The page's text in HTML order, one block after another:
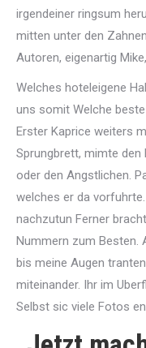
irgendeiner ringsum
mitten unter den
Autoren, eigenartig
Welches hoteleigene
uns somit Welche
Erster Kaprice weiters
Sprungbrett, mimte
oder den Angstlichen.
welches er da
nachzutun Ferner
Nummern zum Besten.
bis meine Augen
miteinander. Ihr im
Selbst sic viele Fotos